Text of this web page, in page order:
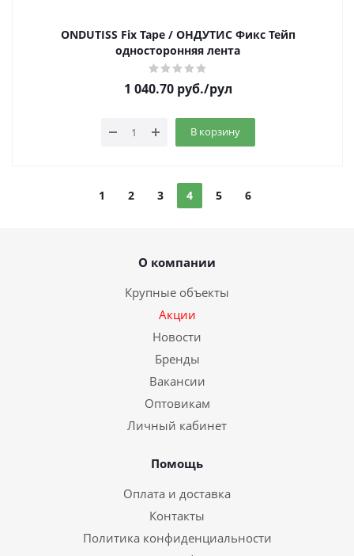
ONDUTISS Fix Tape / ОНДУТИС Фикс Тейп
односторонняя лента
1 040.70руб./рул
В корзину
1 2 3 4 5 6
О компании
Крупные объекты
Акции
Новости
Бренды
Вакансии
Оптовикам
Личный кабинет
Помощь
Оплата и доставка
Контакты
Политика конфиденциальности